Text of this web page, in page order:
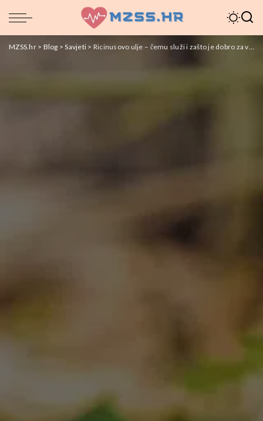
MZSS.hr> Blog >Savjeti > Ricinusovo ulje – čemu služi i zašto je dobro za vas